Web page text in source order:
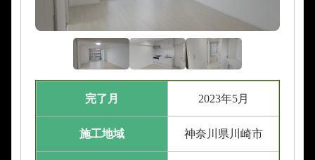
完了月 2023年5月
施工地域 神奈川県川崎市